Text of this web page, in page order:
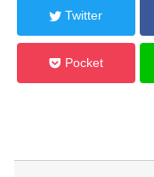
Twitter
Pocket